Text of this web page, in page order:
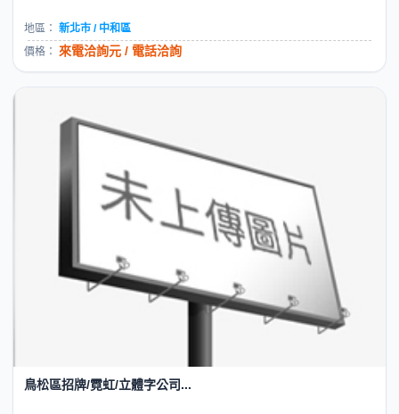
地區： 新北市 / 中和區
價格： 來電洽詢元 / 電話洽詢
鳥松區招牌/霓虹/立體字公司...